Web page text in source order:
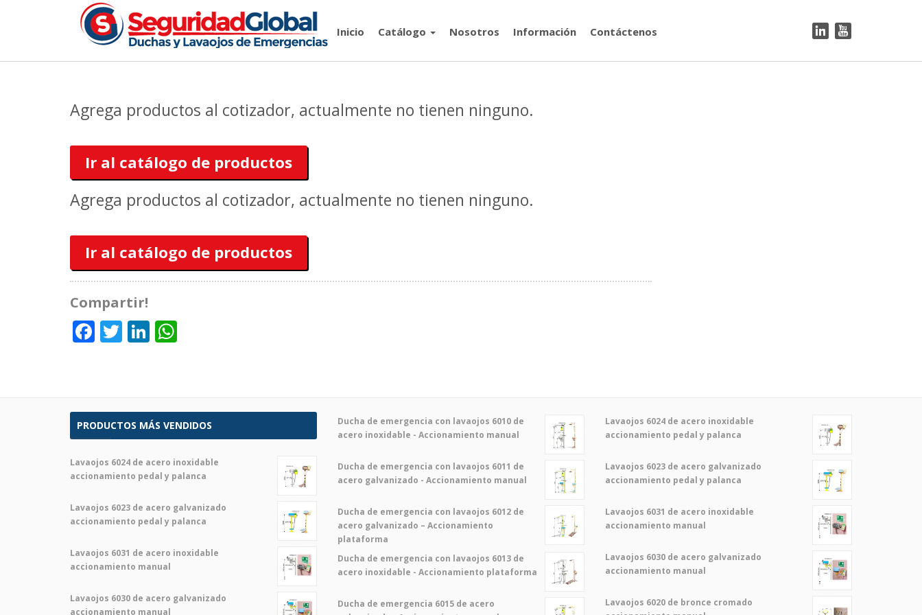
Inicio Catálogo Nosotros Información Contáctenos
Agrega productos al cotizador, actualmente no tienen ninguno.
Ir al catálogo de productos
Agrega productos al cotizador, actualmente no tienen ninguno.
Ir al catálogo de productos
Compartir!
Facebook
TwitterLinkedIn
PRODUCTOS MÁS VENDIDOS
Lavaojos 6024 de acero inoxidable
accionamiento pedal y palanca
Lavaojos 6023 de acero galvanizado
accionamiento pedal y palanca
Lavaojos 6031 de acero inoxidable
accionamiento manual
Lavaojos 6030 de acero galvanizado
accionamiento manual
Ducha de emergencia con lavaojos 6010 de
acero inoxidable - Accionamiento manual
Ducha de emergencia con lavaojos 6011 de
acero galvanizado - Accionamiento manual
Ducha de emergencia con lavaojos 6012 de
acero galvanizado – Accionamiento
plataforma
Ducha de emergencia con lavaojos 6013 de
acero inoxidable - Accionamiento plataforma
Ducha de emergencia 6015 de acero
Lavaojos 6024 de acero inoxidable
accionamiento pedal y palanca
Lavaojos 6023 de acero galvanizado
accionamiento pedal y palanca
Lavaojos 6031 de acero inoxidable
accionamiento manual
Lavaojos 6030 de acero galvanizado
accionamiento manual
Lavaojos 6020 de bronce cromado